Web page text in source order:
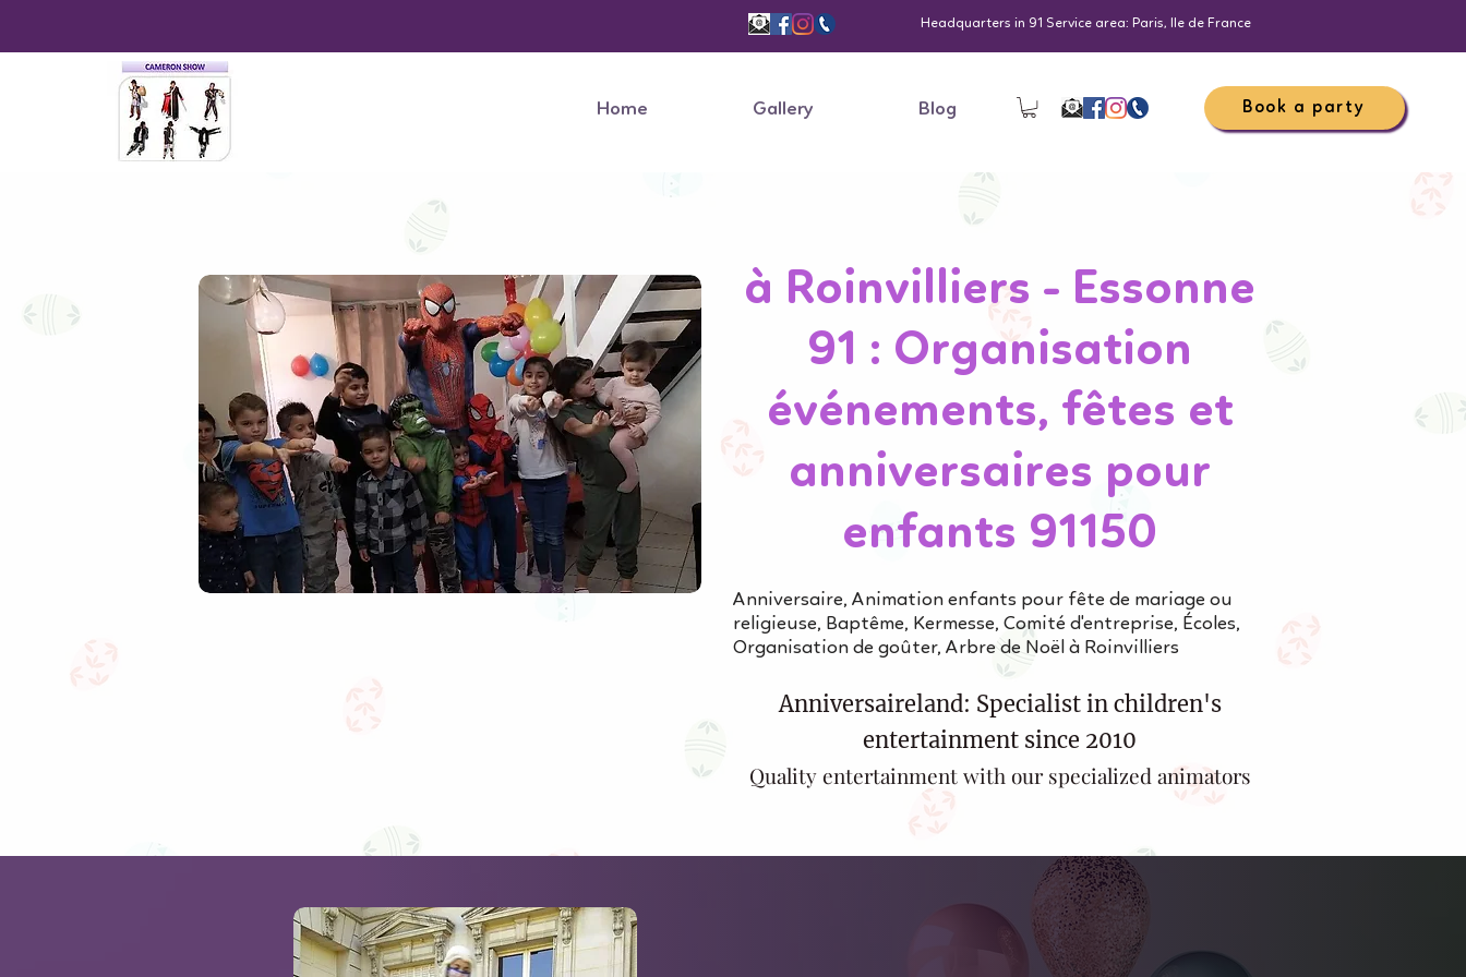
Headquarters in 91 Service area: Paris, Ile de France
Home Gallery Blog Book a party
à Roinvilliers - Essonne
91 : Organisation
événements, fêtes et
anniversaires pour
enfants 91150
Anniversaire, Animation enfants pour fête de mariage ou
religieuse, Baptême, Kermesse, Comité d'entreprise, Écoles,
Organisation de goûter, Arbre de Noël à Roinvilliers
Anniversaireland: Specialist in children's
entertainment since 2010
Quality entertainment with our specialized animators